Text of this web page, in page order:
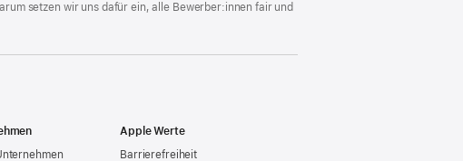
setzen wir uns dafür ein, alle Bewerber:innen fair und
Apple Werte
Barrierefreiheit